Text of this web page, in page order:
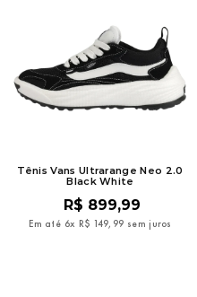
Tênis Vans Ultrarange Neo 2.0
Black White
R$ 899,99
Em até 6x R$ 149, 99 sem juros